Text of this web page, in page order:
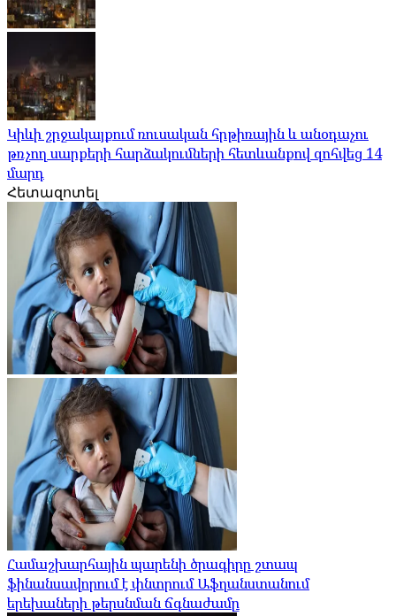
Կիևի շրջակայքում ռուսական հրթիռային և անօդաչու
թռչող սարքերի հարձակումների հետևանքով զոհվեց 14
մարդ
Հետազոտել
Համաշխարհային պարենի ծրագիրը շտապ
ֆինանսավորում է փնտրում Աֆղանստանում
երեխաների թերսնման ճգնաժամը